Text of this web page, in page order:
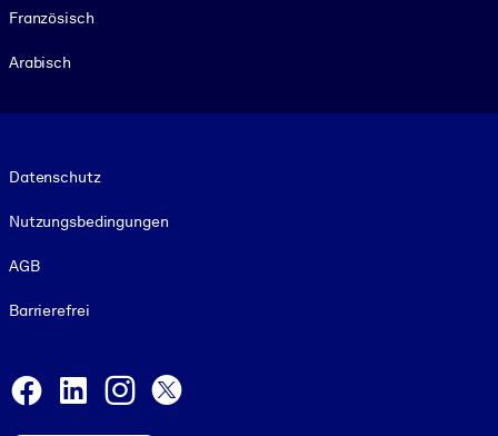
Französisch
Arabisch
Datenschutz
Nutzungsbedingungen
AGB
Barrierefrei
Facebook
LinkedInInstagram